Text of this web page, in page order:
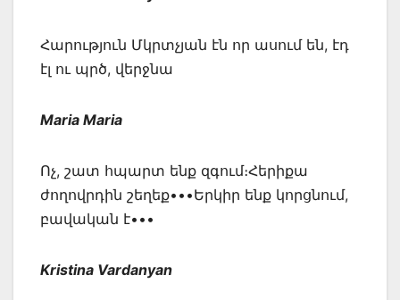
Հարություն Մկրտչյան էն որ ասում են, էդ
էլ ու պրծ, վերջնա
Maria Maria
Ոչ, շատ հպարտ ենք զգում։Հերիքա
ժողովրդին շեղեք•••Երկիր ենք կորցնում,
բավական է•••
Kristina Vardanyan